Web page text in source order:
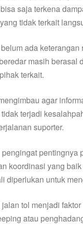
saja terkena
tidak terkait
ada
masih
terkait.
agar
terjadi
suporter.
pentingnya
koordinasi yang
diperlukan untuk
tol menjadi
atau